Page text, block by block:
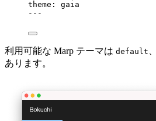
theme : gaia
---
利用可能な Marp テーマは default
あります。